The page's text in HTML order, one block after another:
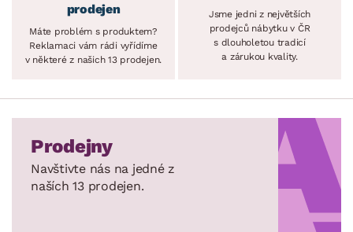
prodejen
Máte problém s produktem?
Reklamaci vám rádi vyřídíme
v některé z našich 13 prodejen.
Jsme jedni z největších
prodejců nábytku v ČR
s dlouholetou tradicí
a zárukou kvality.
Prodejny
Navštivte nás na jedné z
naších 13 prodejen.